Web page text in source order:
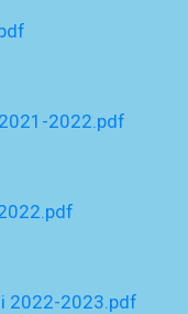
2022.pdf
2022-2023.pdf